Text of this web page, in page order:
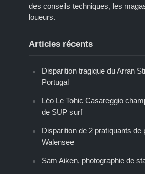
des conseils techniques, les
loueurs.
Articles récents
Disparition tragique du Arran
Portugal
Léo Le Tohic Casareggio
de SUP surf
Disparition de 2 pratiquants de
Walensee
Sam Aiken, photographie de